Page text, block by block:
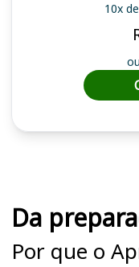
10x de
Da
Por que o